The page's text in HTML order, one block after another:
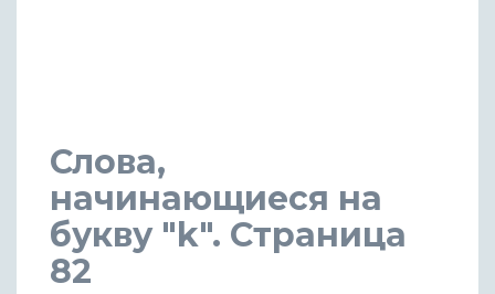
Слова,
начинающиеся на
букву "k". Страница
82